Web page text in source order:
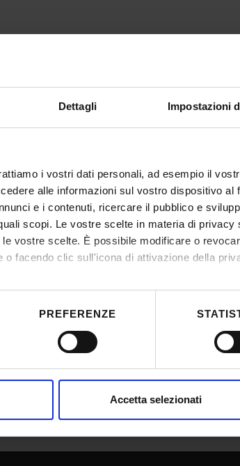
Dettagli Impostazioni
i vostri dati personali, ad esempio il
alle informazioni sul vostro dispositivo al
e i contenuti, ricercare il pubblico e
scopi. Le vostre scelte in materia di privacy
vostre scelte. È possibile modificare o
o facendo clic sull'icona di attivazione della
anche:
tua posizione geografica, con
elaborati i tuoi dati personali e imposta le tue
contenuti ed annunci, per fornire
PREFERENZE
Accetta selezionati